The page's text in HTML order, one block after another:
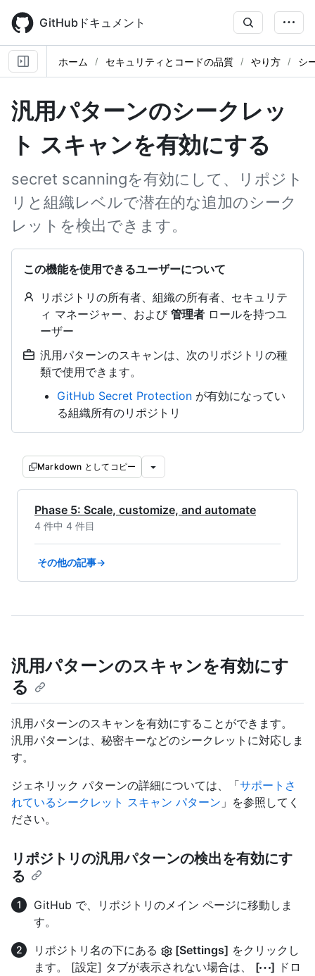
main
content
GitHubドキュメント
ホーム セキュリティとコードの品質 やり方 シ
汎用パターンのシークレッ
ト スキャンを有効にする
secret scanningを有効にして、リポジト
リと組織レベルで潜在的な追加のシーク
レットを検出できます。
この機能を使用できるユーザーについて
リポジトリの所有者、組織の所有者、セキュリテ
ィ マネージャー、および 管理者 ロールを持つユ
ーザー
汎用パターンのスキャンは、次のリポジトリの種
類で使用できます。
GitHub Secret Protection が有効になってい
る組織所有のリポジトリ
Markdown としてコピー
Phase 5: Scale, customize, and automate
4 件中 4 件目
その他の記事→
汎用パターンのスキャンを有効にす
る
汎用パターンのスキャンを有効にすることができます。
汎用パターンは、秘密キーなどのシークレットに対応しま
す。
ジェネリック パターンの詳細については、「サポートさ
れているシークレット スキャン パターン 」を参照してく
ださい。
リポジトリの汎用パターンの検出を有効にす
る
GitHub で、リポジトリのメイン ページに移動しま
す。
リポジトリ名の下にある
[Settings] をクリックし
ます。 [設定] タブが表示されない場合は、 [ ] ドロ